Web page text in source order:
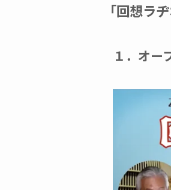
「回想ラ
１．オー
ヤ